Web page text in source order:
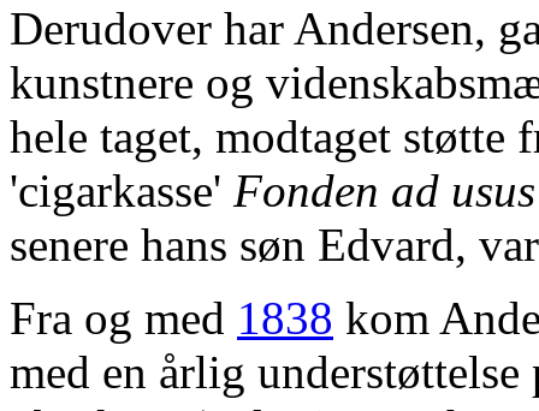
Derudover har Andersen,
kunstnere og
hele taget, modtaget støtte
'cigarkasse' Fonden ad
senere hans søn Edvard,
Fra og med 1838 kom
med en årlig